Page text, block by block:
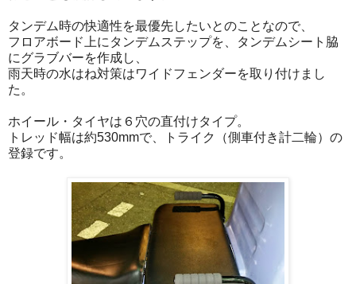
タンデム時の快適性を最優先したいとのことなので、
フロアボード上にタンデムステップを、タンデムシート脇
にグラブバーを作成し、
雨天時の水はね対策はワイドフェンダーを取り付けまし
た。
ホイール・タイヤは６穴の直付けタイプ。
トレッド幅は約530mmで、トライク（側車付き計二輪）の
登録です。